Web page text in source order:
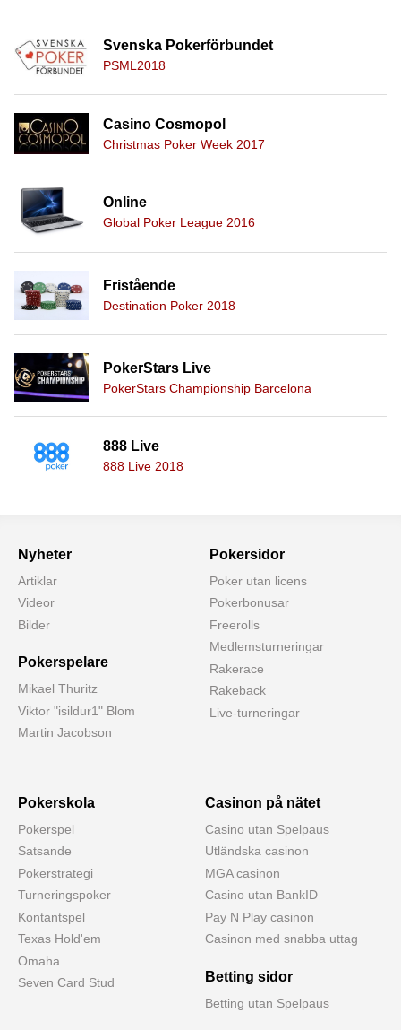
Svenska Pokerförbundet
PSML2018
Casino Cosmopol
Christmas Poker Week 2017
Online
Global Poker League 2016
Fristående
Destination Poker 2018
PokerStars Live
PokerStars Championship Barcelona
888 Live
888 Live 2018
Nyheter
Artiklar
Videor
Bilder
Pokerspelare
Mikael Thuritz
Viktor "isildur1" Blom
Martin Jacobson
Pokersidor
Poker utan licens
Pokerbonusar
Freerolls
Medlemsturneringar
Rakerace
Rakeback
Live-turneringar
Pokerskola
Pokerspel
Satsande
Pokerstrategi
Turneringspoker
Kontantspel
Texas Hold'em
Omaha
Seven Card Stud
Casinon på nätet
Casino utan Spelpaus
Utländska casinon
MGA casinon
Casino utan BankID
Pay N Play casinon
Casinon med snabba uttag
Betting sidor
Betting utan Spelpaus